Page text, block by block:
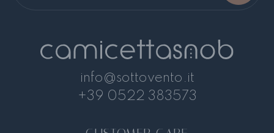
info@sottovento.it
+39 0522 383573